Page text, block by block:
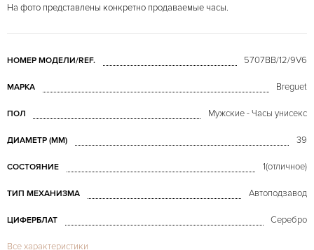
На фото представлены конкретно продаваемые часы.
НОМЕР МОДЕЛИ/REF. 5707BB/12/9V6
МАРКА Breguet
ПОЛ Мужские - Часы унисекс
ДИАМЕТР (MM) 39
СОСТОЯНИЕ 1(отличное)
ТИП МЕХАНИЗМА Автоподзавод
ЦИФЕРБЛАТ Серебро
СТЕКЛО
Все характеристики